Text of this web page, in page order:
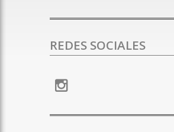
REDES SOCIALES